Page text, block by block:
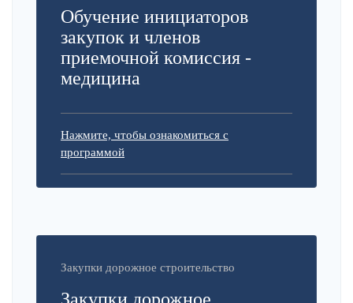
Обучение инициаторов
закупок и членов
приемочной комиссия -
медицина
Нажмите, чтобы ознакомиться с
программой
Закупки дорожное строительство
Закупки дорожное